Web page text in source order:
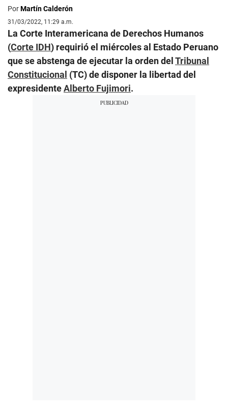
PorMartín Calderón
31/03/2022, 11:29 a.m.
La Corte Interamericana de Derechos Humanos
(Corte IDH) requirió el miércoles al Estado Peruano
que se abstenga de ejecutar la orden del Tribunal
Constitucional (TC) de disponer la libertad del
expresidenteAlberto Fujimori.